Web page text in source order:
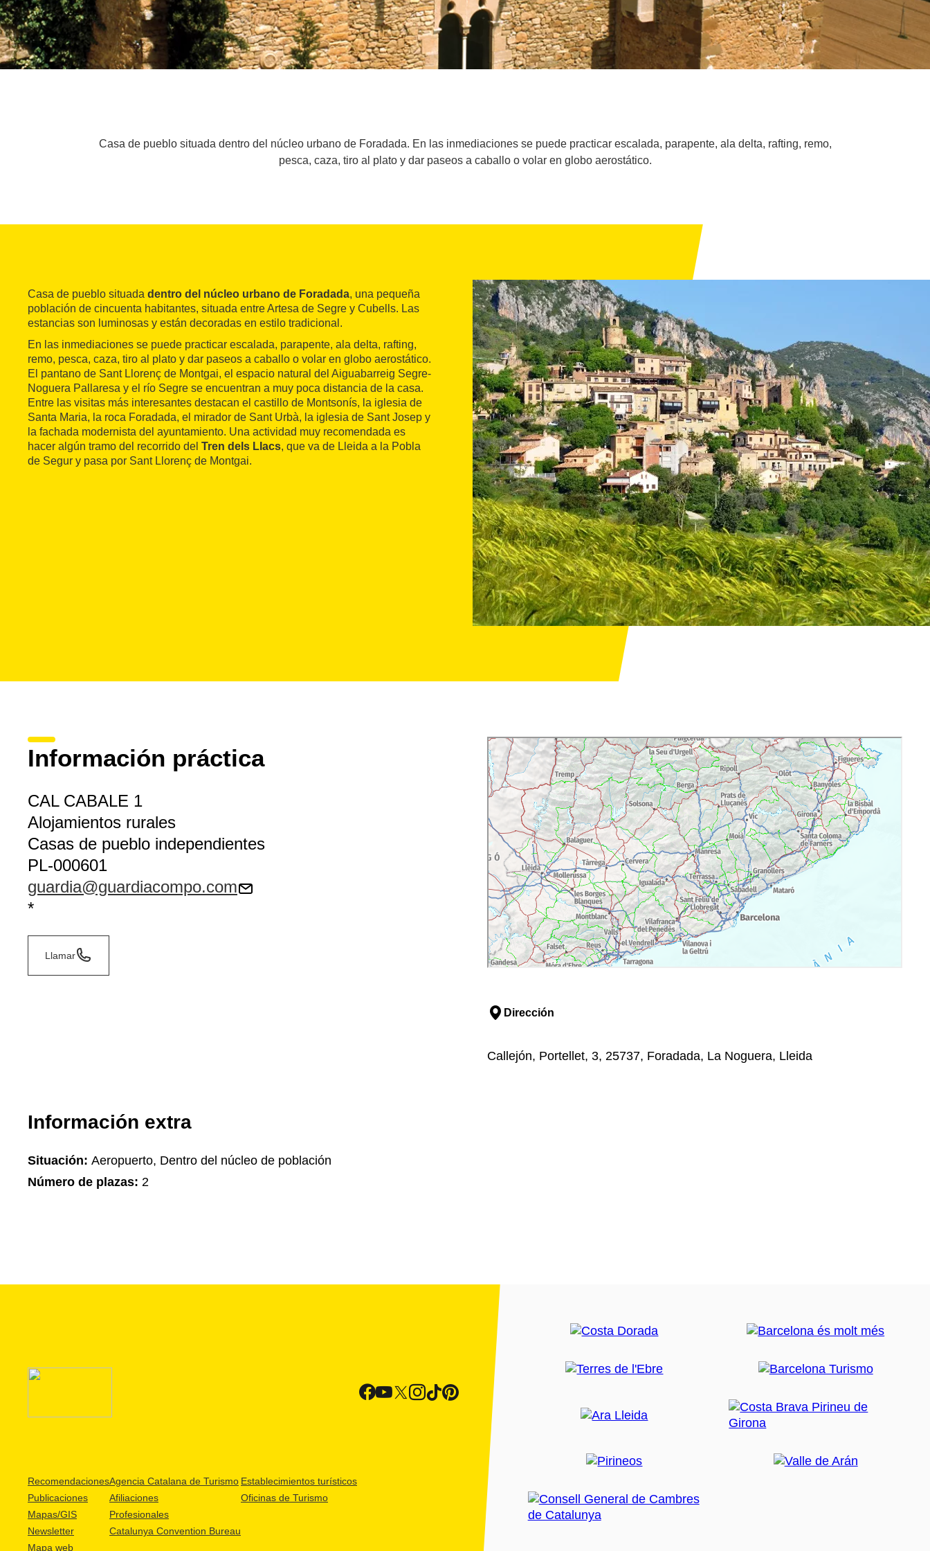
Casa de pueblo situada dentro del núcleo urbano de Foradada. En las inmediaciones se puede practicar escalada, parapente, ala delta, rafting, remo,
pesca, caza, tiro al plato y dar paseos a caballo o volar en globo aerostático.
Casa de pueblo situada dentro del núcleo urbano de Foradada, una pequeña
población de cincuenta habitantes, situada entre Artesa de Segre y Cubells. Las
estancias son luminosas y están decoradas en estilo tradicional.
En las inmediaciones se puede practicar escalada, parapente, ala delta, rafting,
remo, pesca, caza, tiro al plato y dar paseos a caballo o volar en globo aerostático.
El pantano de Sant Llorenç de Montgai, el espacio natural del Aiguabarreig Segre-
Noguera Pallaresa y el río Segre se encuentran a muy poca distancia de la casa.
Entre las visitas más interesantes destacan el castillo de Montsonís, la iglesia de
Santa Maria, la roca Foradada, el mirador de Sant Urbà, la iglesia de Sant Josep y
la fachada modernista del ayuntamiento. Una actividad muy recomendada es
hacer algún tramo del recorrido del Tren dels Llacs, que va de Lleida a la Pobla
de Segur y pasa por Sant Llorenç de Montgai.
Información práctica
CAL CABALE 1
Alojamientos rurales
Casas de pueblo independientes
PL-000601
guardia@guardiacompo.com
*
Llamar
Dirección
Callejón, Portellet, 3, 25737, Foradada, La Noguera, Lleida
Información extra
Situación: Aeropuerto, Dentro del núcleo de población
Número de plazas: 2
Recomendaciones
Publicaciones
Mapas/GIS
Newsletter
Mapa web
Agencia Catalana de Turismo
Afiliaciones
Profesionales
Catalunya Convention Bureau
Establecimientos turísticos
Oficinas de Turismo